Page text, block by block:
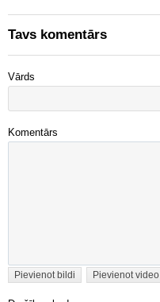
Tavs komentārs
Vārds
Komentārs
Pievienot bildi Pievienot video